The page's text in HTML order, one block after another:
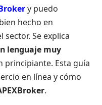
y puedo
hecho en
Se explica
lenguaje muy
principiante. Esta guía
en línea y cómo
.